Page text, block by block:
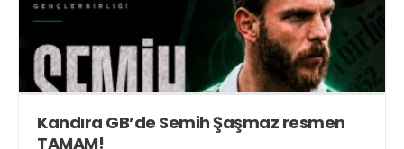
Kandıra GB’de Semih Şaşmaz resmen
TAMAM!